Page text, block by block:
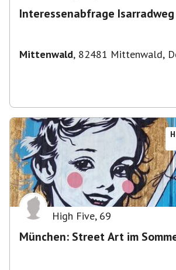
Interessenabfrage Isarradweg
Mittenwald, 82481 Mittenwald,
High Five, 69
München: Street Art im